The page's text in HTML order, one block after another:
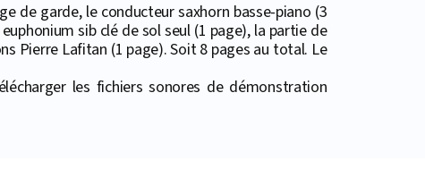
de garde, le conducteur saxhorn basse-piano (3
sib clé de sol seul (1 page), la partie de
Pierre Lafitan (1 page). Soit 8 pages au total. Le
les fichiers sonores de démonstration